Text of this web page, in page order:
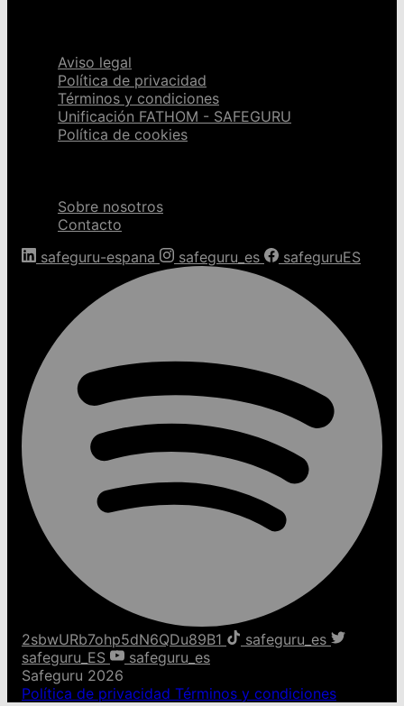
Aviso legal
Política de privacidad
Términos y condiciones
Unificación FATHOM - SAFEGURU
Política de cookies
Sobre nosotros
Contacto
safeguru-espana
safeguru_es safeguruES
2sbwURb7ohp5dN6QDu89B1
safeguru_es
safeguru_ES
safeguru_es
Safeguru 2026
Política de privacidad Términos y condiciones